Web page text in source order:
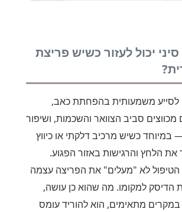
יכול לעזור כשיש פריצת
לסייע משמעותית בהפחתת כאב,
מכווצים סביב הצוואר והשכמות, ושיפור
— במיוחד כשיש מרכיב דלקתי או כיווץ
הלחץ והרגישות באזור הפגוע.
לא "מעלים" את הפריצה עצמה
הדיסק למקומו. מה שהוא כן עושה,
מתאימים, הוא להוריד עומס